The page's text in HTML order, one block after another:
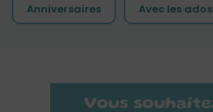
Anniversaires Avec les ados